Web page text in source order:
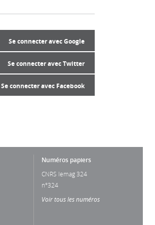
Se connecter avec Google
Se connecter avec Twitter
Se connecter avec Facebook
Numéros papiers
CNRS lemag 324
n°324
Voir tous les numéros